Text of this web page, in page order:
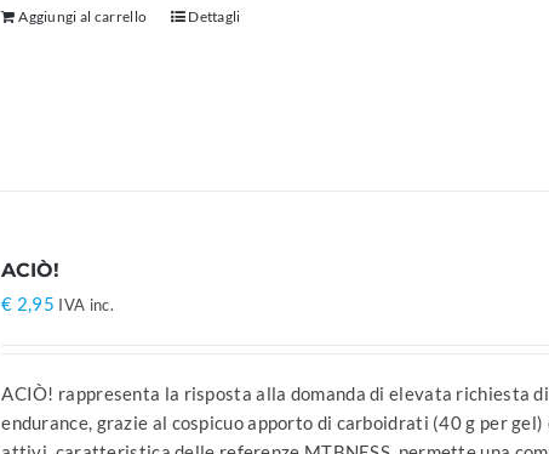
Aggiungi al carrello Dettagli
ACIÒ!
€ 2,95 IVA inc.
ACIÒ! rappresenta la risposta alla domanda di elevata richiesta
endurance, grazie al cospicuo apporto di carboidrati (40 g per